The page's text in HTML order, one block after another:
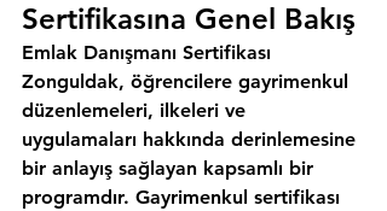
Sertifikasına Genel Bakış
Emlak Danışmanı Sertifikası
Zonguldak, öğrencilere gayrimenkul
düzenlemeleri, ilkeleri ve
uygulamaları hakkında derinlemesine
bir anlayış sağlayan kapsamlı bir
programdır. Gayrimenkul sertifikası